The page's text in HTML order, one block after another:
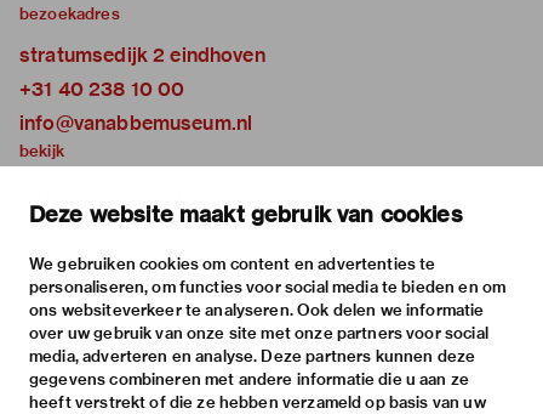
Deze website maakt gebruik van cookies
We gebruiken cookies om content en advertenties te
personaliseren, om functies voor social media te bieden en om
ons websiteverkeer te analyseren. Ook delen we informatie
over uw gebruik van onze site met onze partners voor social
media, adverteren en analyse. Deze partners kunnen deze
gegevens combineren met andere informatie die u aan ze
heeft verstrekt of die ze hebben verzameld op basis van uw
bezoekadres
stratumsedijk 2 eindhoven
+31 40 238 10 00
info@vanabbemuseum.nl
bekijk
activiteiten
praktische informatie
over
het museum
de collectie
fondsen & partners